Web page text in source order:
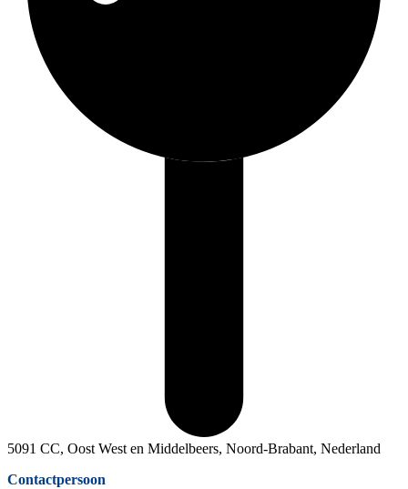
5091 CC, Oost West en Middelbeers, Noord-Brabant, Nederland
Contactpersoon